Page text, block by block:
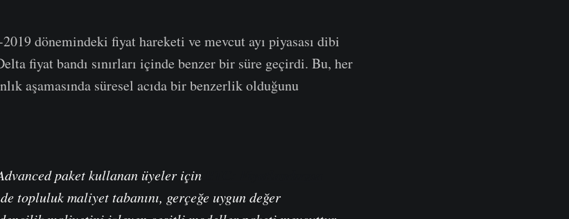
2019 dönemindeki fiyat hareketi ve mevcut ayı piyasası dibi
fiyat bandı sınırları içinde benzer bir süre geçirdi. Bu, her
aşamasında süresel acıda bir benzerlik olduğunu
paket kullanan üyeler için
topluluk maliyet tabanını, gerçeğe uygun değer